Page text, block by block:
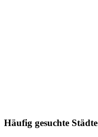
Häufig gesuchte Städte